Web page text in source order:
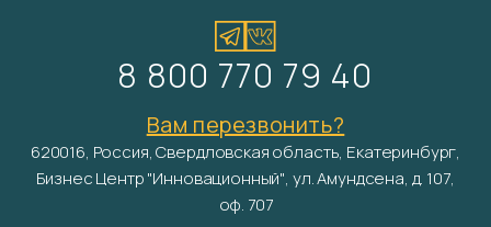
8 800 770 79 40
Вам перезвонить?
620016, Россия, Свердловская область, Екатеринбург,
Бизнес Центр "Инновационный", ул. Амундсена, д. 107,
оф. 707